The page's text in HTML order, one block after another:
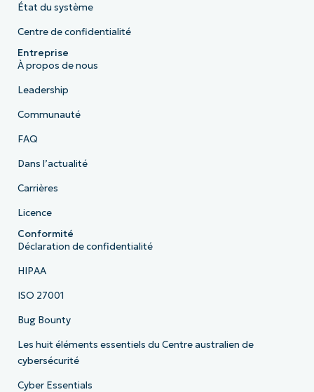
État du système
Centre de confidentialité
Entreprise
À propos de nous
Leadership
Communauté
FAQ
Dans l’actualité
Carrières
Licence
Conformité
Déclaration de confidentialité
HIPAA
ISO 27001
Bug Bounty
Les huit éléments essentiels du Centre australien de
cybersécurité
Cyber Essentials